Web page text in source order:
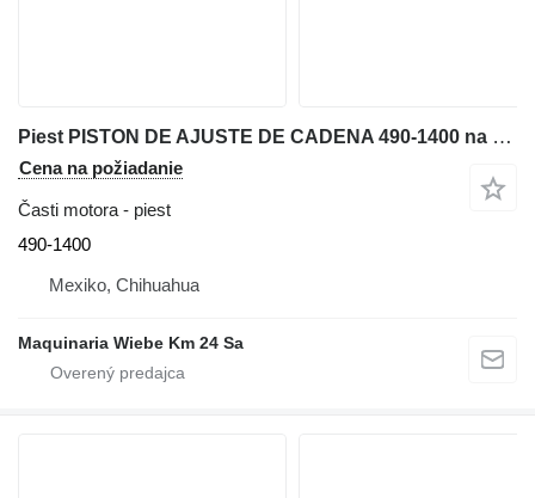
Piest PISTON DE AJUSTE DE CADENA 490-1400 na buldozéra Caterpillar D6K, D4
Cena na požiadanie
Časti motora - piest
490-1400
Mexiko, Chihuahua
Maquinaria Wiebe Km 24 Sa